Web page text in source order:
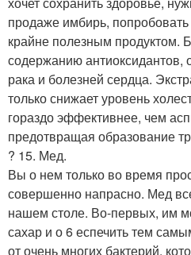
продаже имбирь,
крайне полезным продуктом.
содержанию антиоксидантов,
рака и болезней сердца.
только снижает уровень
гораздо эффективнее, чем
предотвращая образование
? 15. Мед.
Вы о нем только во время
совершенно напрасно. Мед
нашем столе. Во-первых, им
сахар и о 6 еспечить тем
от очень многих бактерий,